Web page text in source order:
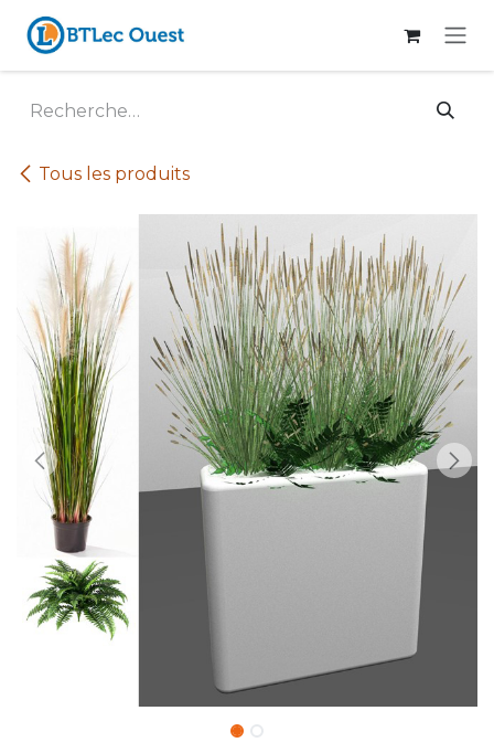
Se rendre au contenu
Tous les produits